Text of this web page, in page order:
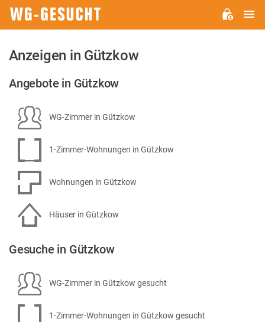
Anzeigen in Gützkow
Angebote in Gützkow
WG-Zimmer in Gützkow
1-Zimmer-Wohnungen in Gützkow
Wohnungen in Gützkow
Häuser in Gützkow
Gesuche in Gützkow
WG-Zimmer in Gützkow gesucht
1-Zimmer-Wohnungen in Gützkow gesucht